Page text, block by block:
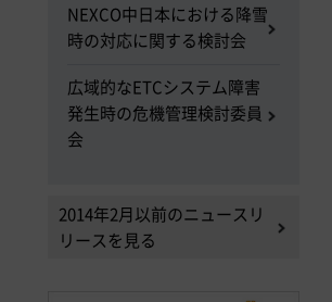
NEXCO中日本における降雪
時の対応に関する検討会
広域的なETCシステム障害
発生時の危機管理検討委員
会
2014年2月以前のニュースリ
リースを見る